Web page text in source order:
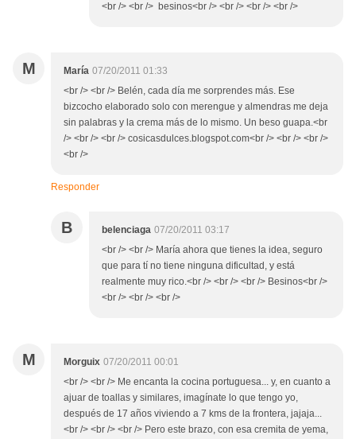
<br /> <br /> besinos<br /> <br /> <br /> <br />
M María 07/20/2011 01:33
<br /> <br /> Belén, cada día me sorprendes más. Ese
bizcocho elaborado solo con merengue y almendras me deja
sin palabras y la crema más de lo mismo. Un beso guapa.<br
/> <br /> <br /> cosicasdulces.blogspot.com<br /> <br /> <br />
<br />
Responder
B belenciaga 07/20/2011 03:17
<br /> <br /> María ahora que tienes la idea, seguro
que para tí no tiene ninguna dificultad, y está
realmente muy rico.<br /> <br /> <br /> Besinos<br />
<br /> <br /> <br />
M Morguix 07/20/2011 00:01
<br /> <br /> Me encanta la cocina portuguesa... y, en cuanto a
ajuar de toallas y similares, imagínate lo que tengo yo,
después de 17 años viviendo a 7 kms de la frontera, jajaja...
<br /> <br /> <br /> Pero este brazo, con esa cremita de yema,